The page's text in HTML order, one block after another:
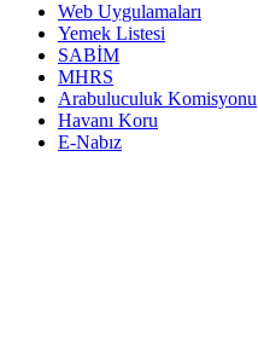
Web Uygulamaları
Yemek Listesi
SABİM
MHRS
Arabuluculuk Komisyonu
Havanı Koru
E-Nabız